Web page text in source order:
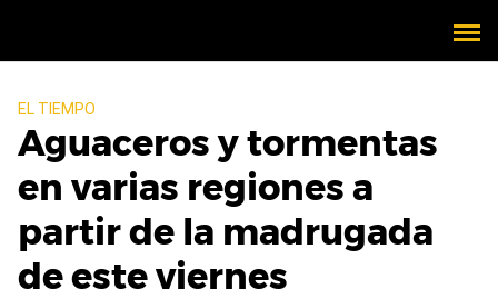
EL TIEMPO
Aguaceros y tormentas
en varias regiones a
partir de la madrugada
de este viernes